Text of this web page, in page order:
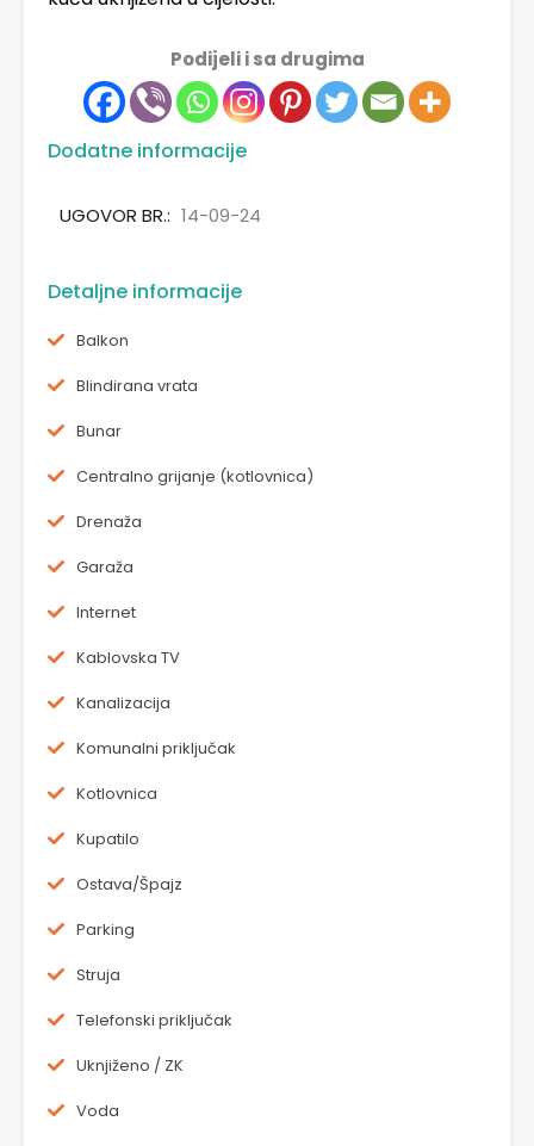
Podijeli i sa drugima
Dodatne informacije
UGOVOR BR.: 14-09-24
Detaljne informacije
Balkon
Blindirana vrata
Bunar
Centralno grijanje (kotlovnica)
Drenaža
Garaža
Internet
Kablovska TV
Kanalizacija
Komunalni priključak
Kotlovnica
Kupatilo
Ostava/Špajz
Parking
Struja
Telefonski priključak
Uknjiženo / ZK
Voda